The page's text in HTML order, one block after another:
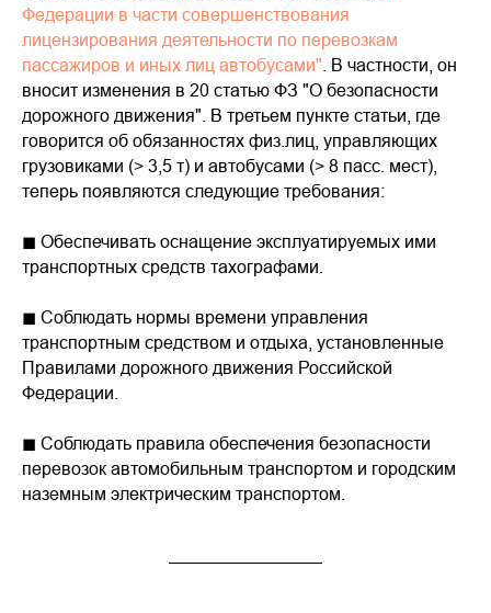
Федерации в части совершенствования
лицензирования деятельности по перевозкам
пассажиров и иных лиц автобусами" . В частности, он
вносит изменения в 20 статью ФЗ "О безопасности
дорожного движения". В третьем пункте статьи, где
говорится об обязанностях физ.лиц, управляющих
грузовиками (> 3,5 т) и автобусами (> 8 пасс. мест),
теперь появляются следующие требования:
◼ Обеспечивать оснащение эксплуатируемых ими
транспортных средств тахографами.
◼ Соблюдать нормы времени управления
транспортным средством и отдыха, установленные
Правилами дорожного движения Российской
Федерации.
◼ Соблюдать правила обеспечения безопасности
перевозок автомобильным транспортом и городским
наземным электрическим транспортом.